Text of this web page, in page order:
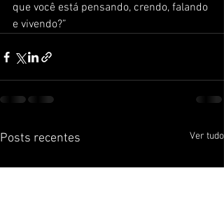
que você está pensando, crendo, falando
e vivendo?”
Posts recentes Ver tudo